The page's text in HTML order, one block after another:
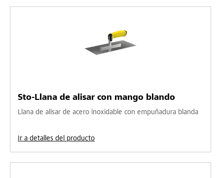
Sto-Llana de alisar con mango blando
Llana de alisar de acero inoxidable con empuñadura blanda
Ir a detalles del producto